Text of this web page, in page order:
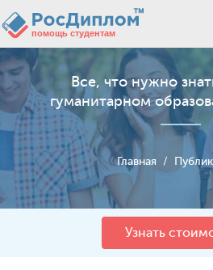
Все, что нужно
гуманитарном
Главная /
Узнать